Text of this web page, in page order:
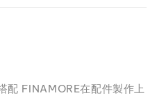
配 FINAMORE在配件製作上